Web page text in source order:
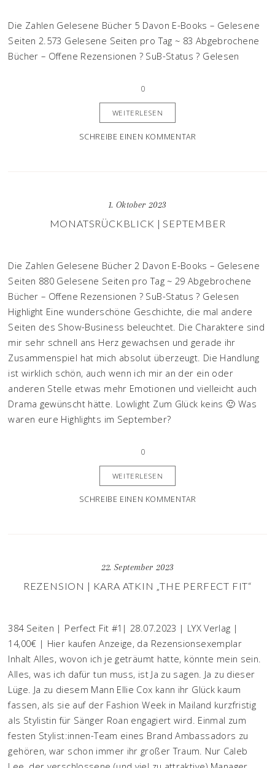
Die Zahlen Gelesene Bücher 5 Davon E-Books – Gelesene
Seiten 2.573 Gelesene Seiten pro Tag ~ 83 Abgebrochene
Bücher – Offene Rezensionen ? SuB-Status ? Gelesen
0
WEITERLESEN
SCHREIBE EINEN KOMMENTAR
1. Oktober 2023
MONATSRÜCKBLICK | SEPTEMBER
Die Zahlen Gelesene Bücher 2 Davon E-Books – Gelesene
Seiten 880 Gelesene Seiten pro Tag ~ 29 Abgebrochene
Bücher – Offene Rezensionen ? SuB-Status ? Gelesen
Highlight Eine wunderschöne Geschichte, die mal andere
Seiten des Show-Business beleuchtet. Die Charaktere sind
mir sehr schnell ans Herz gewachsen und gerade ihr
Zusammenspiel hat mich absolut überzeugt. Die Handlung
ist wirklich schön, auch wenn ich mir an der ein oder
anderen Stelle etwas mehr Emotionen und vielleicht auch
Drama gewünscht hätte. Lowlight Zum Glück keins 🙂 Was
waren eure Highlights im September?
0
WEITERLESEN
SCHREIBE EINEN KOMMENTAR
22. September 2023
REZENSION | KARA ATKIN „THE PERFECT FIT“
384 Seiten | Perfect Fit #1| 28.07.2023 | LYX Verlag |
14,00€ | Hier kaufen Anzeige, da Rezensionsexemplar
Inhalt Alles, wovon ich je geträumt hatte, könnte mein sein.
Alles, was ich dafür tun muss, ist Ja zu sagen. Ja zu dieser
Lüge. Ja zu diesem Mann Ellie Cox kann ihr Glück kaum
fassen, als sie auf der Fashion Week in Mailand kurzfristig
als Stylistin für Sänger Roan engagiert wird. Einmal zum
festen Stylist:innen-Team eines Brand Ambassadors zu
gehören, war schon immer ihr großer Traum. Nur Caleb